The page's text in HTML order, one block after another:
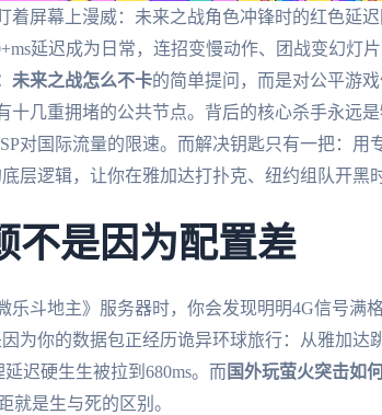
着屏幕上漫威：未来之战角色冲锋时的红色延
延迟成为日常，连招变慢动作、团战变幻灯
未来之战怎么不卡的简单提问，而是对公平游
十几重拥堵的公共节点。背后的核心杀手永远
对国际流量的限速。而解决钥匙只有一把：用
层逻辑，让你在雅加达打扑克、纽约组队开黑
不是因为配置差
乐斗地主》服务器时，你会发现明明4G信号满
为你的数据包正经历诡异环球旅行：从雅加达
迟硬生生被拉到680ms。而 国外玩萤火突击如
是生与死的区别。